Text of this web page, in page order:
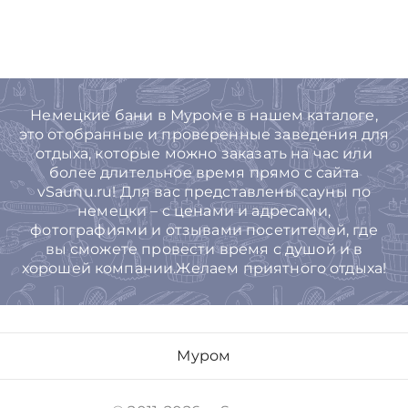
Немецкие бани в Муроме в нашем каталоге,
это отобранные и проверенные заведения для
отдыха, которые можно заказать на час или
более длительное время прямо с сайта
vSaunu.ru! Для вас представлены сауны по
немецки – с ценами и адресами,
фотографиями и отзывами посетителей, где
вы сможете провести время с душой и в
хорошей компании.Желаем приятного отдыха!
Муром